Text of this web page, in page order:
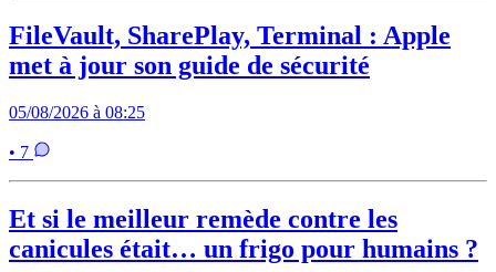
FileVault, SharePlay, Terminal : Apple
met à jour son guide de sécurité
05/08/2026 à 08:25
• 7
Et si le meilleur remède contre les
canicules était… un frigo pour humains ?